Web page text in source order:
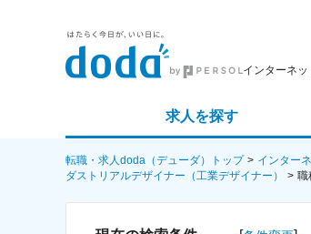
インターネ
求人を探す
詳細条件から探す
新着求人から探す
転職・求人doda（デューダ）トップ インター
ダストリアルデザイナー（工業デザイナー）
職